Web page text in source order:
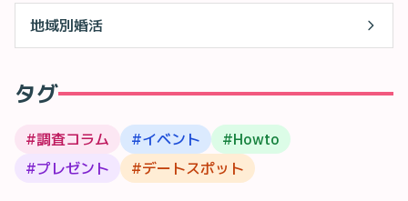
地域別婚活
タグ
#調査コラム #イベント #Howto
#プレゼント #デートスポット